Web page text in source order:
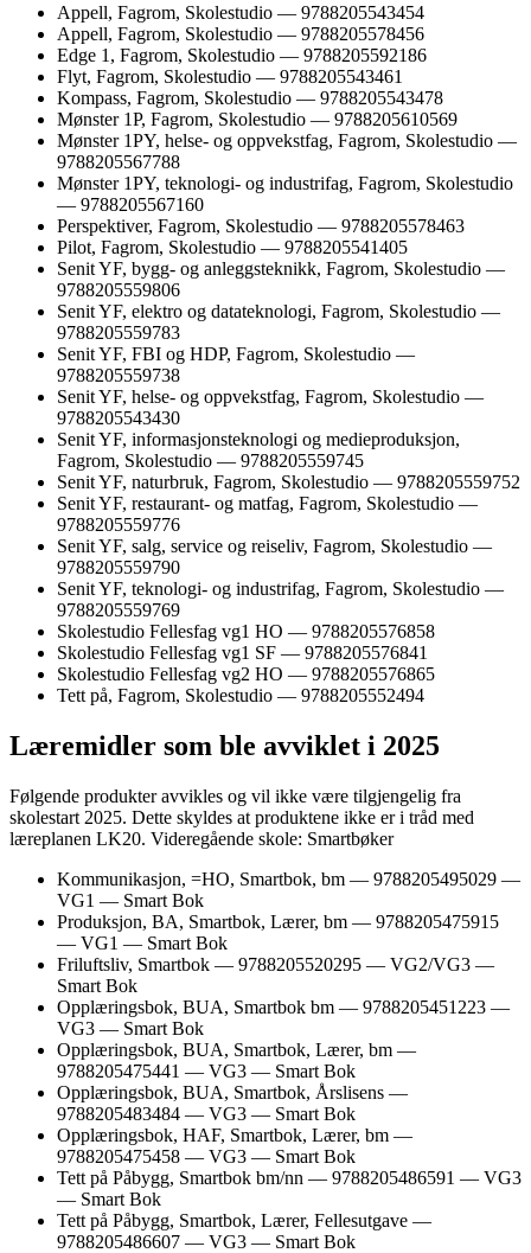
Appell, Fagrom, Skolestudio — 9788205543454
Appell, Fagrom, Skolestudio — 9788205578456
Edge 1, Fagrom, Skolestudio — 9788205592186
Flyt, Fagrom, Skolestudio — 9788205543461
Kompass, Fagrom, Skolestudio — 9788205543478
Mønster 1P, Fagrom, Skolestudio — 9788205610569
Mønster 1PY, helse- og oppvekstfag, Fagrom, Skolestudio —
9788205567788
Mønster 1PY, teknologi- og industrifag, Fagrom, Skolestudio
— 9788205567160
Perspektiver, Fagrom, Skolestudio — 9788205578463
Pilot, Fagrom, Skolestudio — 9788205541405
Senit YF, bygg- og anleggsteknikk, Fagrom, Skolestudio —
9788205559806
Senit YF, elektro og datateknologi, Fagrom, Skolestudio —
9788205559783
Senit YF, FBI og HDP, Fagrom, Skolestudio —
9788205559738
Senit YF, helse- og oppvekstfag, Fagrom, Skolestudio —
9788205543430
Senit YF, informasjonsteknologi og medieproduksjon,
Fagrom, Skolestudio — 9788205559745
Senit YF, naturbruk, Fagrom, Skolestudio — 9788205559752
Senit YF, restaurant- og matfag, Fagrom, Skolestudio —
9788205559776
Senit YF, salg, service og reiseliv, Fagrom, Skolestudio —
9788205559790
Senit YF, teknologi- og industrifag, Fagrom, Skolestudio —
9788205559769
Skolestudio Fellesfag vg1 HO — 9788205576858
Skolestudio Fellesfag vg1 SF — 9788205576841
Skolestudio Fellesfag vg2 HO — 9788205576865
Tett på, Fagrom, Skolestudio — 9788205552494
Læremidler som ble avviklet i 2025
Følgende produkter avvikles og vil ikke være tilgjengelig fra
skolestart 2025. Dette skyldes at produktene ikke er i tråd med
læreplanen LK20. Videregående skole: Smartbøker
Kommunikasjon, =HO, Smartbok, bm — 9788205495029 —
VG1 — Smart Bok
Produksjon, BA, Smartbok, Lærer, bm — 9788205475915
— VG1 — Smart Bok
Friluftsliv, Smartbok — 9788205520295 — VG2/VG3 —
Smart Bok
Opplæringsbok, BUA, Smartbok bm — 9788205451223 —
VG3 — Smart Bok
Opplæringsbok, BUA, Smartbok, Lærer, bm —
9788205475441 — VG3 — Smart Bok
Opplæringsbok, BUA, Smartbok, Årslisens —
9788205483484 — VG3 — Smart Bok
Opplæringsbok, HAF, Smartbok, Lærer, bm —
9788205475458 — VG3 — Smart Bok
Tett på Påbygg, Smartbok bm/nn — 9788205486591 — VG3
— Smart Bok
Tett på Påbygg, Smartbok, Lærer, Fellesutgave —
9788205486607 — VG3 — Smart Bok